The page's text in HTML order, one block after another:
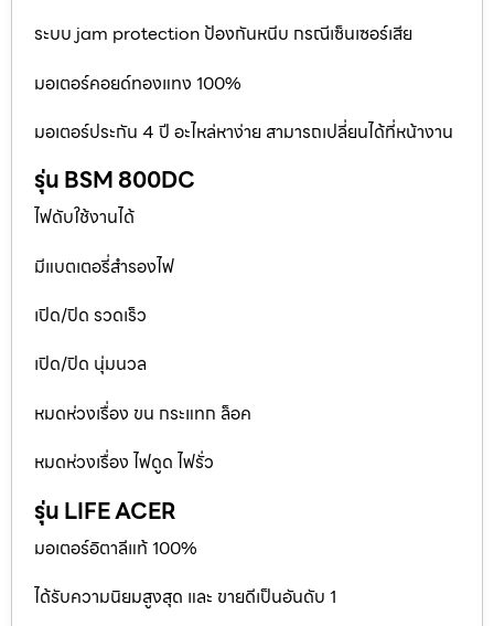
ระบบ jam protection ป้องกันหนีบ กรณีเซ็นเซอร์เสีย
มอเตอร์คอยด์ทองแทง 100%
มอเตอร์ประกัน 4 ปี อะไหล่หาง่าย สามารถเปลี่ยนได้ที่หน้างาน
รุ่น BSM 800DC
ไฟดับใช้งานได้
มีแบตเตอรี่สำรองไฟ
เปิด/ปิด รวดเร็ว
เปิด/ปิด นุ่มนวล
หมดห่วงเรื่อง ขน กระแทก ล็อค
หมดห่วงเรื่อง ไฟดูด ไฟรั่ว
รุ่น LIFE ACER
มอเตอร์อิตาลีแท้ 100%
ได้รับความนิยมสูงสุด และ ขายดีเป็นอันดับ 1